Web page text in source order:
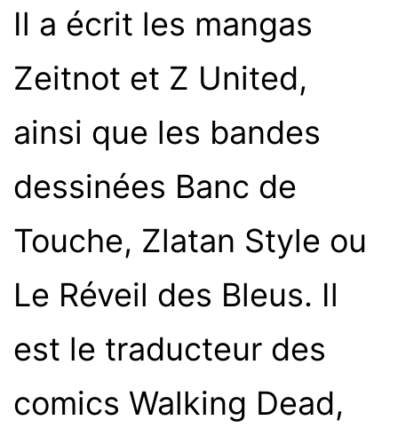
Il a écrit les mangas
Zeitnot et Z United,
ainsi que les bandes
dessinées Banc de
Touche, Zlatan Style ou
Le Réveil des Bleus. Il
est le traducteur des
comics Walking Dead,